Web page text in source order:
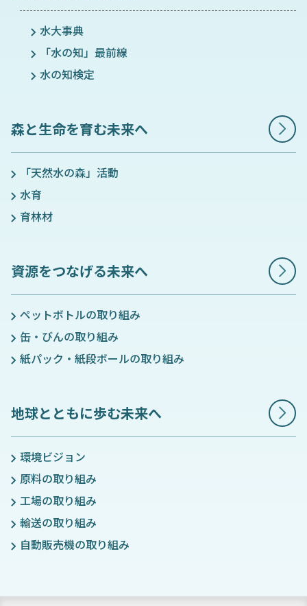
水大事典
「水の知」最前線
水の知検定
森と生命を育む未来へ
「天然水の森」活動
水育
育林材
資源をつなげる未来へ
ペットボトルの取り組み
缶・びんの取り組み
紙パック・紙段ボールの取り組み
地球とともに歩む未来へ
環境ビジョン
原料の取り組み
工場の取り組み
輸送の取り組み
自動販売機の取り組み